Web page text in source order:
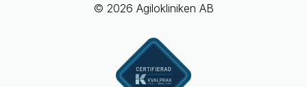
© 2026 Agilokliniken AB